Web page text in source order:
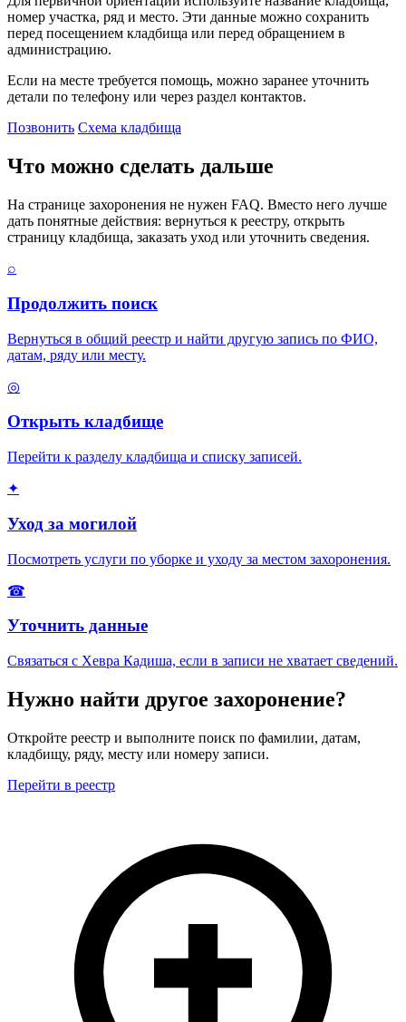
номер участка, ряд и место. Эти данные можно сохранить
перед посещением кладбища или перед обращением в
администрацию.
Если на месте требуется помощь, можно заранее уточнить
детали по телефону или через раздел контактов.
Позвонить Схема кладбища
Что можно сделать дальше
На странице захоронения не нужен FAQ. Вместо него лучше
дать понятные действия: вернуться к реестру, открыть
страницу кладбища, заказать уход или уточнить сведения.
⌕
Продолжить поиск
Вернуться в общий реестр и найти другую запись по ФИО,
датам, ряду или месту.
◎
Открыть кладбище
Перейти к разделу кладбища и списку записей.
✦
Уход за могилой
Посмотреть услуги по уборке и уходу за местом захоронения.
☎
Уточнить данные
Связаться с Хевра Кадиша, если в записи не хватает сведений.
Нужно найти другое захоронение?
Откройте реестр и выполните поиск по фамилии, датам,
кладбищу, ряду, месту или номеру записи.
Перейти в реестр